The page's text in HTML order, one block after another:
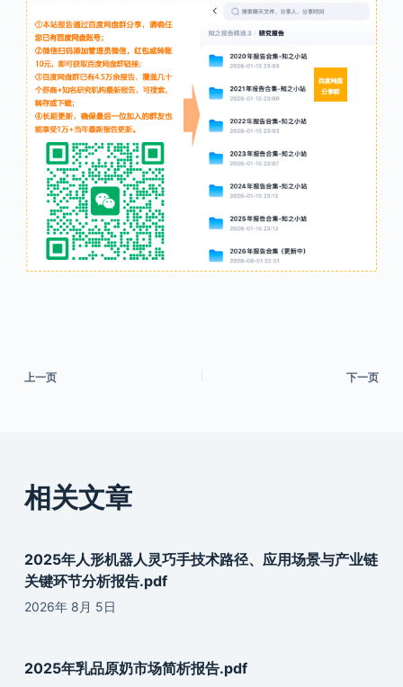
上一页 下一页
相关文章
2025年人形机器人灵巧手技术路径、应用场景与产业链
关键环节分析报告.pdf
2026年 8月 5日
2025年乳品原奶市场简析报告.pdf